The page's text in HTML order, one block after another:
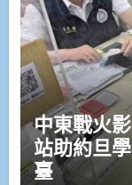
中東戰火
站助約旦
臺